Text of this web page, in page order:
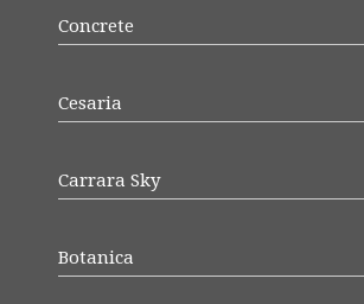
Concrete
Cesaria
Carrara Sky
Botanica